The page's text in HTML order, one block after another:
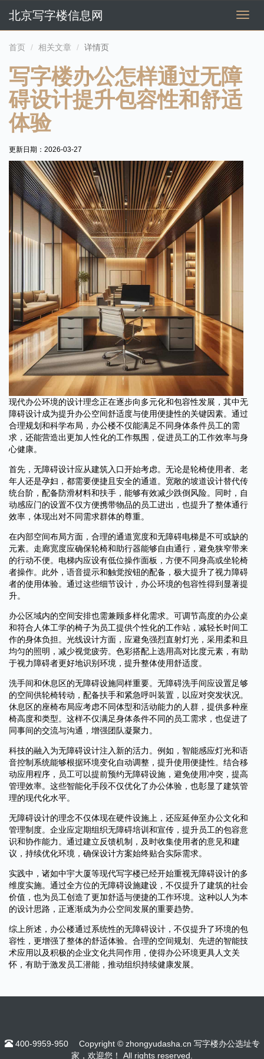
切
北京写字楼信息网
首页 相关文章 详情页
写字楼办公怎样通过无障
碍设计提升包容性和舒适
体验
更新日期： 2026-03-27
现代办公环境的设计理念正在逐步向多元化和包容性发展，其中无
障碍设计成为提升办公空间舒适度与使用便捷性的关键因素。通过
合理规划和科学布局，办公楼不仅能满足不同身体条件员工的需
求，还能营造出更加人性化的工作氛围，促进员工的工作效率与身
心健康。
首先，无障碍设计应从建筑入口开始考虑。无论是轮椅使用者、老
年人还是孕妇，都需要便捷且安全的通道。宽敞的坡道设计替代传
统台阶，配备防滑材料和扶手，能够有效减少跌倒风险。同时，自
动感应门的设置不仅方便携带物品的员工进出，也提升了整体通行
效率，体现出对不同需求群体的尊重。
在内部空间布局方面，合理的通道宽度和无障碍电梯是不可或缺的
元素。走廊宽度应确保轮椅和助行器能够自由通行，避免狭窄带来
的行动不便。电梯内应设有低位操作面板，方便不同身高或坐轮椅
者操作。此外，语音提示和触觉按钮的配备，极大提升了视力障碍
者的使用体验。通过这些细节设计，办公环境的包容性得到显著提
升。
办公区域内的空间安排也需兼顾多样化需求。可调节高度的办公桌
和符合人体工学的椅子为员工提供个性化的工作站，减轻长时间工
作的身体负担。光线设计方面，应避免强烈直射灯光，采用柔和且
均匀的照明，减少视觉疲劳。色彩搭配上选用高对比度元素，有助
于视力障碍者更好地识别环境，提升整体使用舒适度。
洗手间和休息区的无障碍设施同样重要。无障碍洗手间应设置足够
的空间供轮椅转动，配备扶手和紧急呼叫装置，以应对突发状况。
休息区的座椅布局应考虑不同体型和活动能力的人群，提供多种座
椅高度和类型。这样不仅满足身体条件不同的员工需求，也促进了
同事间的交流与沟通，增强团队凝聚力。
科技的融入为无障碍设计注入新的活力。例如，智能感应灯光和语
音控制系统能够根据环境变化自动调整，提升使用便捷性。结合移
动应用程序，员工可以提前预约无障碍设施，避免使用冲突，提高
管理效率。这些智能化手段不仅优化了办公体验，也彰显了建筑管
理的现代化水平。
无障碍设计的理念不仅体现在硬件设施上，还应延伸至办公文化和
管理制度。企业应定期组织无障碍培训和宣传，提升员工的包容意
识和协作能力。通过建立反馈机制，及时收集使用者的意见和建
议，持续优化环境，确保设计方案始终贴合实际需求。
实践中，诸如中宇大厦等现代写字楼已经开始重视无障碍设计的多
维度实施。通过全方位的无障碍设施建设，不仅提升了建筑的社会
价值，也为员工创造了更加舒适与便捷的工作环境。这种以人为本
的设计思路，正逐渐成为办公空间发展的重要趋势。
综上所述，办公楼通过系统性的无障碍设计，不仅提升了环境的包
容性，更增强了整体的舒适体验。合理的空间规划、先进的智能技
术应用以及积极的企业文化共同作用，使得办公环境更具人文关
怀，有助于激发员工潜能，推动组织持续健康发展。
400-9959-950
Copyright © zhongyudasha.cn 写字楼办公选址专
家，欢迎您！ All rights reserved.